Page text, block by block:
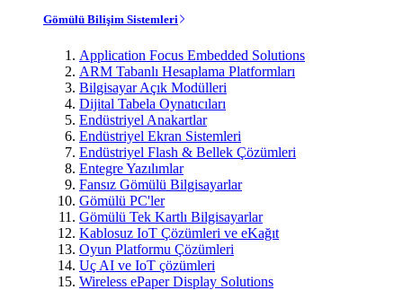
Gömülü Bilişim Sistemleri
Application Focus Embedded Solutions
ARM Tabanlı Hesaplama Platformları
Bilgisayar Açık Modülleri
Dijital Tabela Oynatıcıları
Endüstriyel Anakartlar
Endüstriyel Ekran Sistemleri
Endüstriyel Flash & Bellek Çözümleri
Entegre Yazılımlar
Fansız Gömülü Bilgisayarlar
Gömülü PC'ler
Gömülü Tek Kartlı Bilgisayarlar
Kablosuz IoT Çözümleri ve eKağıt
Oyun Platformu Çözümleri
Uç AI ve IoT çözümleri
Wireless ePaper Display Solutions